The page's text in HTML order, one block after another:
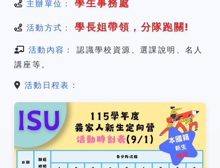
主辦單位： 學生事務處
活動方式： 學長姐帶領，分隊跑關!
活動內容：
認識學校資源、選課說明、名人
講座等。
活動日程表：